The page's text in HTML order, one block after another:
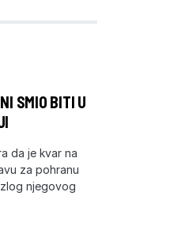
SMIO BITI U
da je kvar na
za pohranu
njegovog